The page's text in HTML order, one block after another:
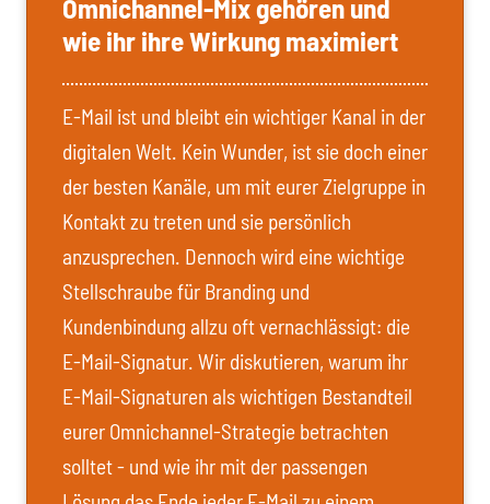
Omnichannel-Mix gehören und
wie ihr ihre Wirkung maximiert
E-Mail ist und bleibt ein wichtiger Kanal in der
digitalen Welt. Kein Wunder, ist sie doch einer
der besten Kanäle, um mit eurer Zielgruppe in
Kontakt zu treten und sie persönlich
anzusprechen. Dennoch wird eine wichtige
Stellschraube für Branding und
Kundenbindung allzu oft vernachlässigt: die
E-Mail-Signatur. Wir diskutieren, warum ihr
E-Mail-Signaturen als wichtigen Bestandteil
eurer Omnichannel-Strategie betrachten
solltet - und wie ihr mit der passengen